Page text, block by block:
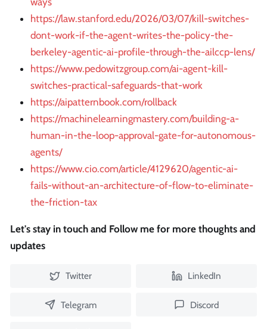
https://law.stanford.edu/2026/03/07/kill-switches-
dont-work-if-the-agent-writes-the-policy-the-
berkeley-agentic-ai-profile-through-the-ailccp-lens/
https://www.pedowitzgroup.com/ai-agent-kill-
switches-practical-safeguards-that-work
https://aipatternbook.com/rollback
https://machinelearningmastery.com/building-a-
human-in-the-loop-approval-gate-for-autonomous-
agents/
https://www.cio.com/article/4129620/agentic-ai-
fails-without-an-architecture-of-flow-to-eliminate-
the-friction-tax
Let's stay in touch and Follow me for more thoughts and
updates
Twitter LinkedIn
Telegram Discord